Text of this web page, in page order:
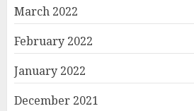
March 2022
February 2022
January 2022
December 2021